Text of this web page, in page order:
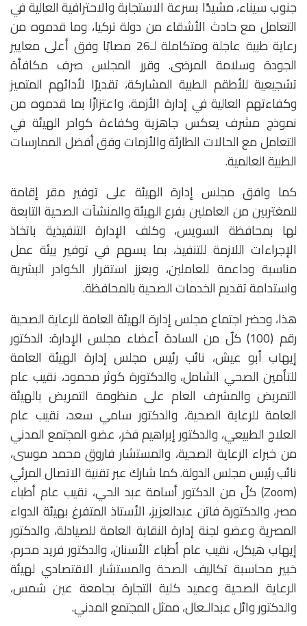
جنوب سيناء، مشيدًا بسرعة الاستجابة والاحترافية العالية في
التعامل مع حادث الأشقاء من دولة تركيا، وما قدموه من
رعاية طبية عاجلة ومتكاملة لـ26 مصابًا وفق أعلى معايير
الجودة وسلامة المرضى. وقرر المجلس صرف مكافأة
تشجيعية للأطقم الطبية المشاركة، تقديرًا لأدائهم المتميز
وكفاءتهم العالية في إدارة الأزمة، واعتزازًا بما قدموه من
نموذج مشرف يعكس جاهزية وكفاءة كوادر الهيئة في
التعامل مع الحالات الطارئة والأزمات وفق أفضل الممارسات
الطبية العالمية.
كما وافق مجلس إدارة الهيئة على توفير مقر إقامة
للمغتربين من العاملين بفرع الهيئة والمنشآت الصحية التابعة
لها بمحافظة السويس، وكلف الإدارة التنفيذية باتخاذ
الإجراءات اللازمة للتنفيذ، بما يسهم في توفير بيئة عمل
مناسبة وداعمة للعاملين، ويعزز استقرار الكوادر البشرية
واستدامة تقديم الخدمات الصحية بالمحافظة.
هذا، وحضر اجتماع مجلس إدارة الهيئة العامة للرعاية الصحية
رقم (100) كلٌ من السادة أعضاء مجلس الإدارة: الدكتور
إيهاب أبو عيش، نائب رئيس مجلس إدارة الهيئة العامة
للتأمين الصحي الشامل، والدكتورة كوثر محمود، نقيب عام
التمريض والمشرف العام على منظومة التمريض بالهيئة
العامة للرعاية الصحية، والدكتور سامي سعد، نقيب عام
العلاج الطبيعي، والدكتور إبراهيم فخر، عضو المجتمع المدني
من خبراء الرعاية الصحية، والمستشار فاروق محمد موسى،
نائب رئيس مجلس الدولة. كما شارك عبر تقنية الاتصال المرئي
(Zoom) كلٌ من الدكتور أسامة عبد الحي، نقيب عام أطباء
مصر، والدكتورة فاتن عبدالعزيز، الأستاذ المتفرغ بهيئة الدواء
المصرية وعضو لجنة إدارة النقابة العامة للصيادلة، والدكتور
إيهاب هيكل، نقيب عام أطباء الأسنان، والدكتور فريد محرم،
خبير محاسبة تكاليف الصحة والمستشار الاقتصادي لهيئة
الرعاية الصحية وعميد كلية التجارة بجامعة عين شمس،
والدكتور وائل عبدالـعال، ممثل المجتمع المدني.